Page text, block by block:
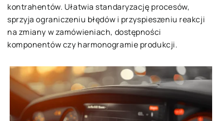
kontrahentów. Ułatwia standaryzację procesów,
sprzyja ograniczeniu błędów i przyspieszeniu reakcji
na zmiany w zamówieniach, dostępności
komponentów czy harmonogramie produkcji.